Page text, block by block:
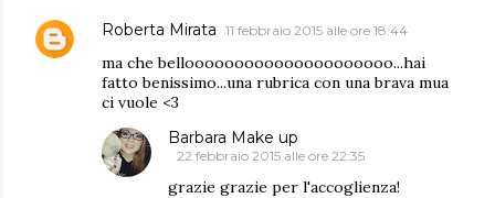
Roberta Mirata 11 febbraio 2015 alle ore 18:44
ma che bellooooooooooooooooooooo...hai
fatto benissimo...una rubrica con una brava mua
ci vuole <3
Barbara Make up
22 febbraio 2015 alle ore 22:35
grazie grazie per l'accoglienza!